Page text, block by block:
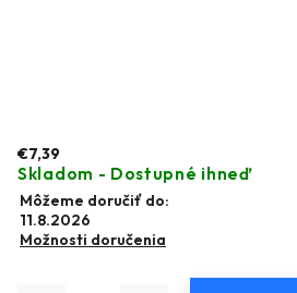
€7,39
Skladom - Dostupné ihneď
Môžeme doručiť do:
11.8.2026
Možnosti doručenia